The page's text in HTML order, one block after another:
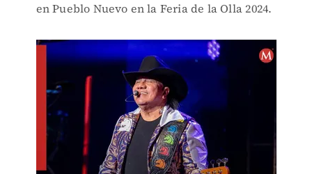
en Pueblo Nuevo en la Feria de la Olla 2024.